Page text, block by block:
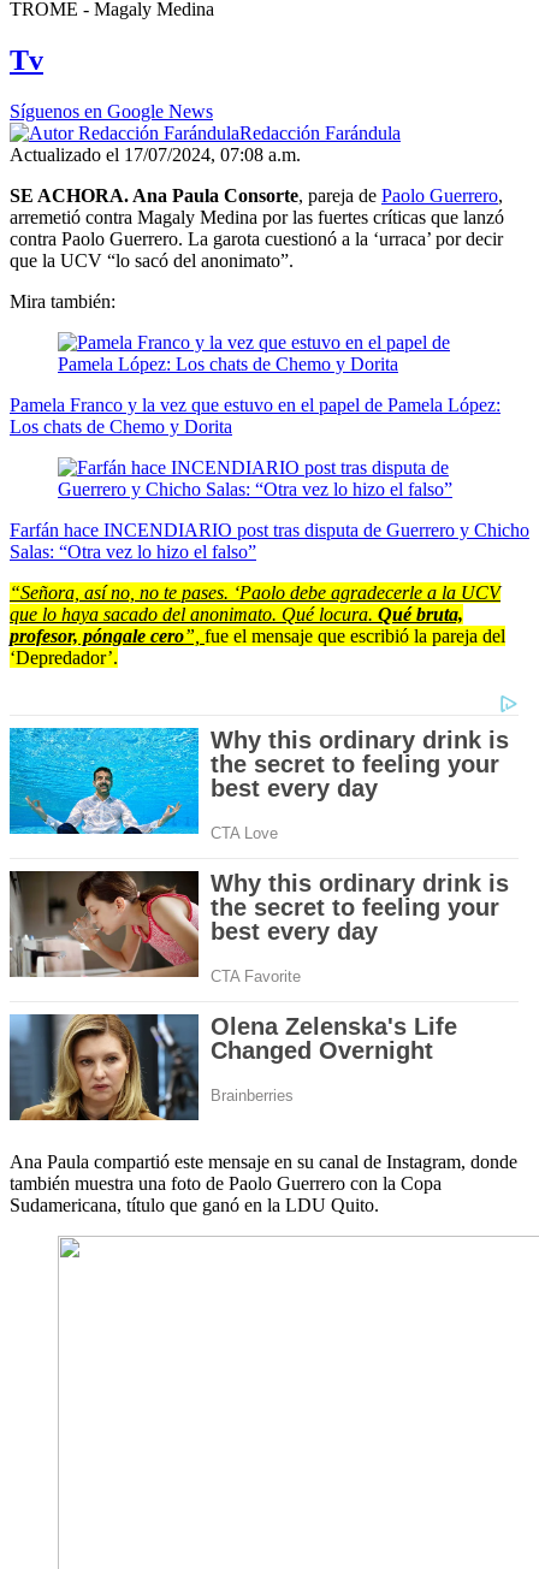
0
of
1
53
seconds
TROME - Magaly Medina
Tv
Síguenos en Google News
Redacción Farándula
Actualizado el 17/07/2024, 07:08 a.m.
SE ACHORA. Ana Paula Consorte, pareja de Paolo Guerrero,
arremetió contra Magaly Medina por las fuertes críticas que lanzó
contra Paolo Guerrero. La garota cuestionó a la ‘urraca’ por decir
que la UCV “lo sacó del anonimato”.
Mira también:
Pamela Franco y la vez que estuvo en el papel de Pamela López:
Los chats de Chemo y Dorita
Farfán hace INCENDIARIO post tras disputa de Guerrero y Chicho
Salas: “Otra vez lo hizo el falso”
“Señora, así no, no te pases. ‘Paolo debe agradecerle a la UCV
que lo haya sacado del anonimato. Qué locura. Qué bruta,
profesor, póngale cero”, fue el mensaje que escribió la pareja del
‘Depredador’.
Ana Paula compartió este mensaje en su canal de Instagram, donde
también muestra una foto de Paolo Guerrero con la Copa
Sudamericana, título que ganó en la LDU Quito.